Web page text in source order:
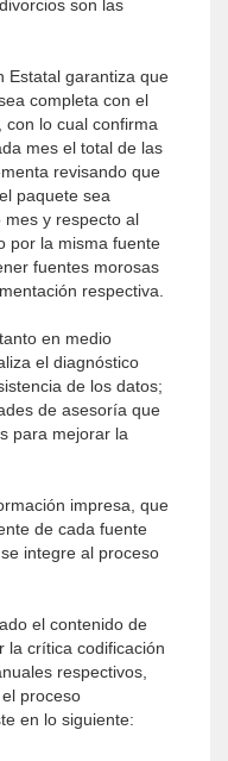
son las
Estatal garantiza que
completa con el
con lo cual confirma
mes el total de las
revisando que
paquete sea
mes y respecto al
por la misma fuente
fuentes morosas
respectiva.
en medio
el diagnóstico
de los datos;
de asesoría que
para mejorar la
impresa, que
de cada fuente
integre al proceso
el contenido de
la crítica codificación
respectivos,
proceso
en lo siguiente: